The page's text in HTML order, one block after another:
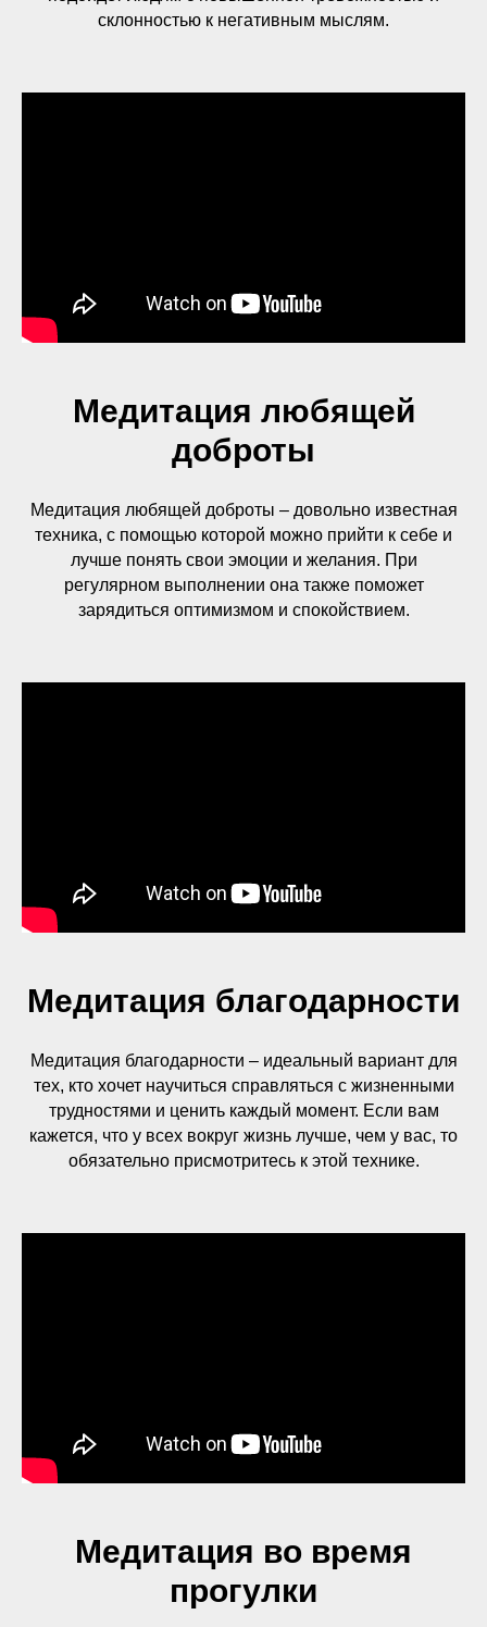
склонностью к негативным мыслям.
Медитация любящей
доброты
Медитация любящей доброты – довольно известная
техника, с помощью которой можно прийти к себе и
лучше понять свои эмоции и желания. При
регулярном выполнении она также поможет
зарядиться оптимизмом и спокойствием.
Медитация благодарности
Медитация благодарности – идеальный вариант для
тех, кто хочет научиться справляться с жизненными
трудностями и ценить каждый момент. Если вам
кажется, что у всех вокруг жизнь лучше, чем у вас, то
обязательно присмотритесь к этой технике.
Медитация во время
прогулки